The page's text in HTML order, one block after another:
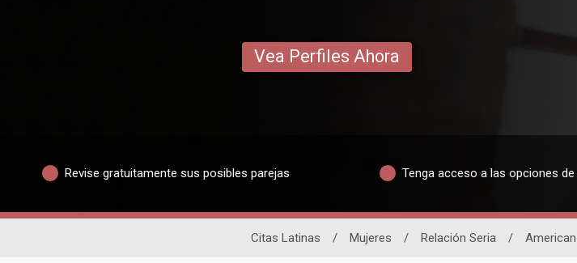
Vea Perfiles Ahora
Revise gratuitamente sus posibles parejas Tenga acceso a las opciones
Citas Latinas / Mujeres / Relación Seria /